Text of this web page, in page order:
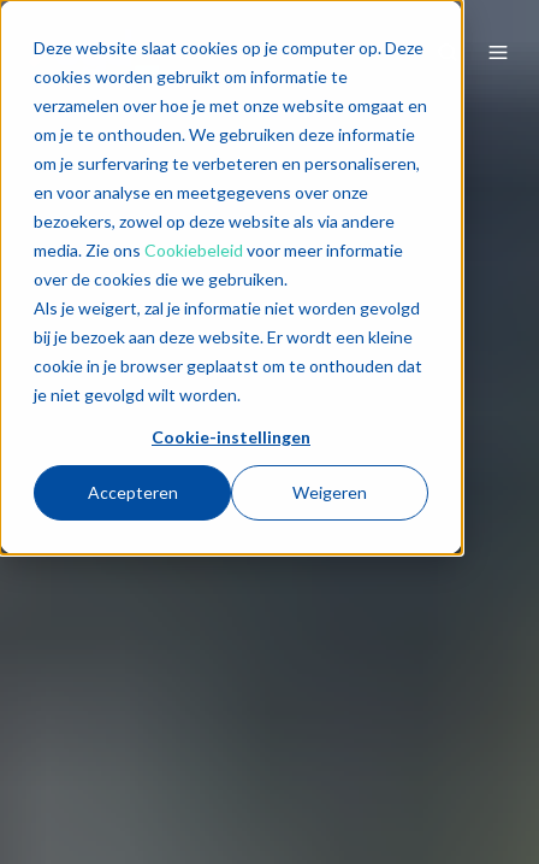
Deze website slaat cookies op je computer op. Deze
cookies worden gebruikt om informatie te
verzamelen over hoe je met onze website omgaat en
om je te onthouden. We gebruiken deze informatie
om je surfervaring te verbeteren en personaliseren,
en voor analyse en meetgegevens over onze
bezoekers, zowel op deze website als via andere
media. Zie ons Cookiebeleid voor meer informatie
over de cookies die we gebruiken.
Als je weigert, zal je informatie niet worden gevolgd
bij je bezoek aan deze website. Er wordt een kleine
cookie in je browser geplaatst om te onthouden dat
je niet gevolgd wilt worden.
Cookie-instellingen
Accepteren Weigeren